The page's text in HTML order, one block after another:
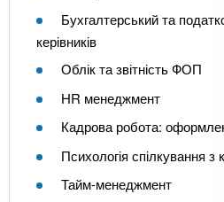
Бухгалтерський та
керівників
Облік та звітність ФОП
HR менеджмент
Кадрова робота:
Психологія спілкування з
Тайм-менеджмент